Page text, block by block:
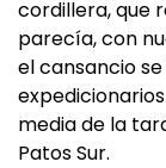
cordillera, que
parecía, con
el cansancio
media de la
Patos Sur.